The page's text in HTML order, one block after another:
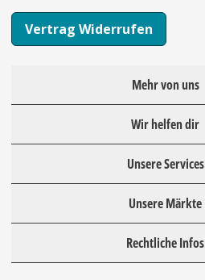
Vertrag Widerrufen
Mehr von uns
Wir helfen dir
Unsere Services
Unsere Märkte
Rechtliche Infos